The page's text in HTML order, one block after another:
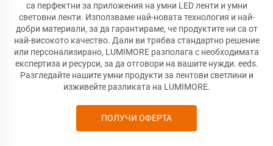
са перфектни за приложения на умни LED ленти и умни
световни ленти. Използваме най-новата технология и най-
добри материали, за да гарантираме, че продуктите ни са от
най-високото качество. Дали ви трябва стандартно решение
или персонализирано, LUMIMORE разполага с необходимата
експертиза и ресурси, за да отговори на вашите нужди. eeds.
Разгледайте нашите умни продукти за лентови светлини и
изживейте разликата на LUMIMORE.
ПОЛУЧИ ОФЕРТА